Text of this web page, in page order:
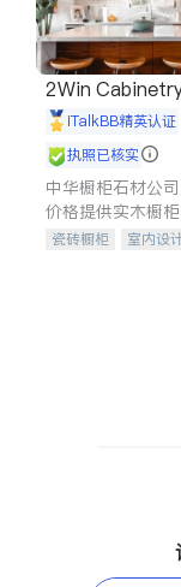
2Win
iTalkBB精英认证
执照已核实
中华橱柜石材公
价格提供实木橱
台面，多种优质不
瓷砖橱柜
室内设